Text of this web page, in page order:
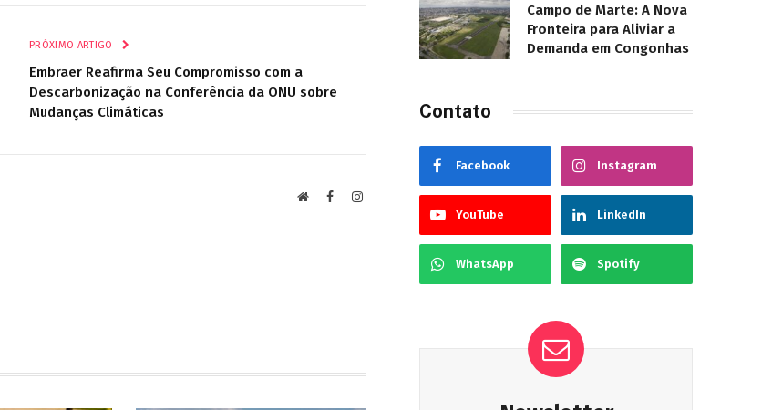
PRÓXIMO ARTIGO
Embraer Reafirma Seu Compromisso com a
Descarbonização na Conferência da ONU sobre
Mudanças Climáticas
Site FacebookInstagram
Campo de Marte: A Nova
Fronteira para Aliviar a
Demanda em Congonhas
Contato
Facebook Instagram
YouTube LinkedIn
WhatsApp Spotify